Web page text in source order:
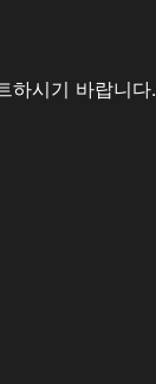
하시기 바랍니다.